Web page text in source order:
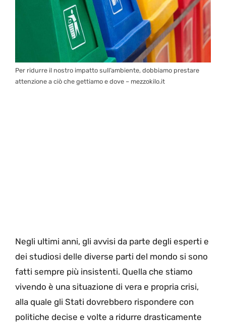
Per ridurre il nostro impatto sull’ambiente, dobbiamo prestare
attenzione a ciò che gettiamo e dove – mezzokilo.it
Negli ultimi anni, gli avvisi da parte degli esperti e
dei studiosi delle diverse parti del mondo si sono
fatti sempre più insistenti. Quella che stiamo
vivendo è una situazione di vera e propria crisi,
alla quale gli Stati dovrebbero rispondere con
politiche decise e volte a ridurre drasticamente